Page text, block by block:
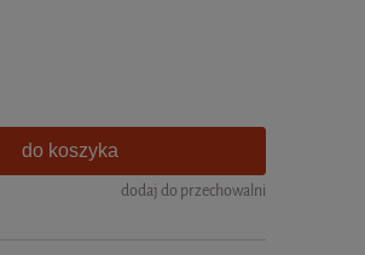
do koszyka
dodaj do przechowalni